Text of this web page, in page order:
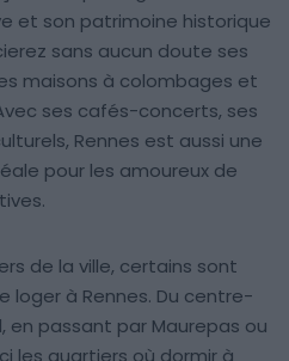
et son patrimoine historique
sans aucun doute ses
maisons à colombages et
ses cafés-concerts, ses
Rennes est aussi une
pour les amoureux de
de la ville, certains sont
à Rennes. Du centre-
en passant par Maurepas ou
les quartiers où dormir à